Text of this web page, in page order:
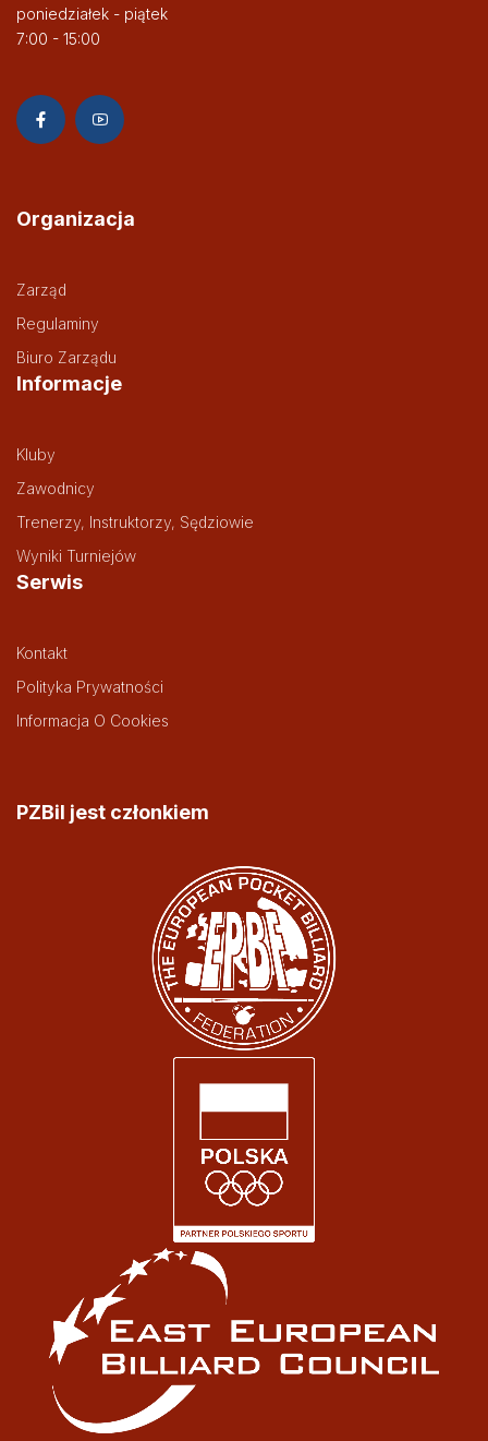
poniedziałek - piątek
7:00 - 15:00
Organizacja
Zarząd
Regulaminy
Biuro Zarządu
Informacje
Kluby
Zawodnicy
Trenerzy, Instruktorzy, Sędziowie
Wyniki Turniejów
Serwis
Kontakt
Polityka Prywatności
Informacja O Cookies
PZBil jest członkiem